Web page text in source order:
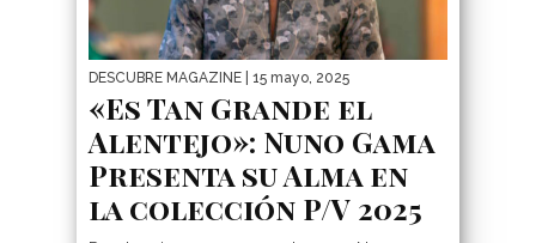
DESCUBRE MAGAZINE | 15 mayo, 2025
«Es Tan Grande el
Alentejo»: Nuno Gama
Presenta su Alma en
la colección P/V 2025